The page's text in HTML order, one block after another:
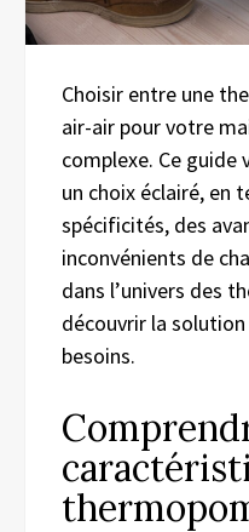
Choisir entre une
air-air pour votre
complexe. Ce
un choix éclairé, en
spécificités, des
inconvénients de
dans l’univers des
découvrir la
besoins.